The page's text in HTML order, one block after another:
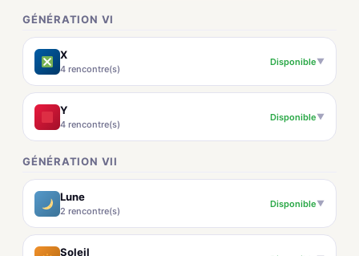
GÉNÉRATION VI
X
4 rencontre(s)
Disponible▼
Y
4 rencontre(s)
Disponible▼
GÉNÉRATION VII
Lune
2 rencontre(s)
Disponible▼
Soleil